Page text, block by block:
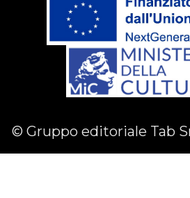
© Gruppo editoriale